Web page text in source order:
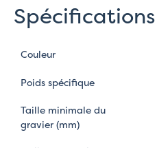
Spécifications
Couleur
Poids spécifique
Taille minimale du
gravier (mm)